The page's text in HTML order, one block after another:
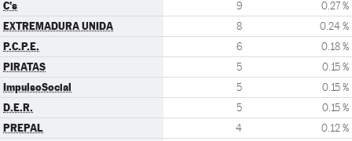
C's 9 0.27 %
EXTREMADURA UNIDA 8 0.24 %
P.C.P.E. 6 0.18 %
PIRATAS 5 0.15 %
ImpulsoSocial 5 0.15 %
D.E.R. 5 0.15 %
PREPAL 4 0.12 %